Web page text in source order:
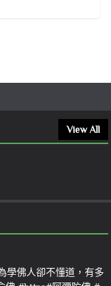
View All
學佛人卻不懂道，有多